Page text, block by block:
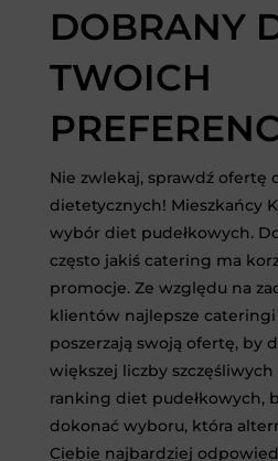
DOBRANY
TWOICH
Nie zwlekaj, sprawdź ofertę
dietetycznych! Mieszkańcy
wybór diet pudełkowych.
często jakiś catering ma
promocje. Ze względu na
klientów najlepsze
poszerzają swoją ofertę, by
większej liczby
ranking diet pudełkowych,
dokonać wyboru, która
Ciebie najbardziej